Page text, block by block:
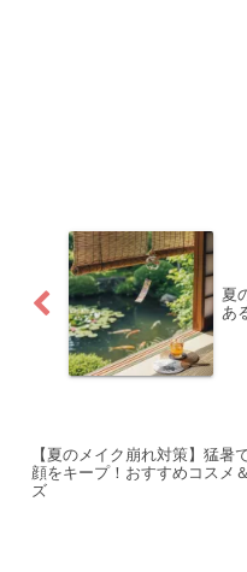
夏
あ
【夏のメイク崩れ対策】猛暑
顔をキープ！おすすめコスメ
ズ